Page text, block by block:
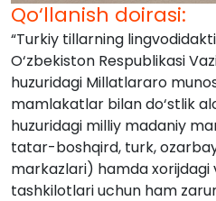
Qo‘llanish doirasi:
“Turkiy tillarning
O‘zbekiston Respublikasi
huzuridagi Millatlararo
mamlakatlar bilan do‘stlik
huzuridagi milliy madaniy
tatar-boshqird, turk,
markazlari) hamda
tashkilotlari uchun ham